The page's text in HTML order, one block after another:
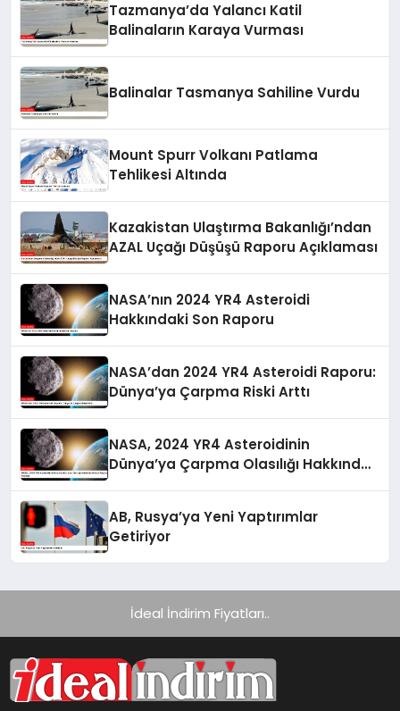
Tazmanya’da Yalancı Katil
Balinaların Karaya Vurması
Balinalar Tasmanya Sahiline Vurdu
Mount Spurr Volkanı Patlama
Tehlikesi Altında
Kazakistan Ulaştırma Bakanlığı’ndan
AZAL Uçağı Düşüşü Raporu Açıklaması
NASA’nın 2024 YR4 Asteroidi
Hakkındaki Son Raporu
NASA’dan 2024 YR4 Asteroidi Raporu:
Dünya’ya Çarpma Riski Arttı
NASA, 2024 YR4 Asteroidinin
Dünya’ya Çarpma Olasılığı Hakkında
AB, Rusya’ya Yeni Yaptırımlar
Getiriyor
İdeal İndirim Fiyatları..